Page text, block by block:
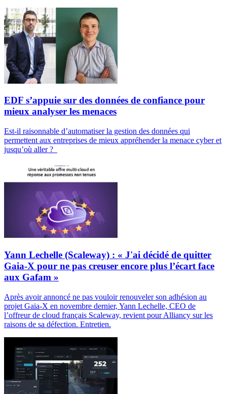
EDF s’appuie sur des données de confiance pour
mieux analyser les menaces
Est-il raisonnable d’automatiser la gestion des données qui
permettent aux entreprises de mieux appréhender la menace cyber et
jusqu’où aller ?
Yann Lechelle (Scaleway) : « J'ai décidé de quitter
Gaia-X pour ne pas creuser encore plus l’écart face
aux Gafam »
Après avoir annoncé ne pas vouloir renouveler son adhésion au
projet Gaia-X en novembre dernier, Yann Lechelle, CEO de
l’offreur de cloud français Scaleway, revient pour Alliancy sur les
raisons de sa défection. Entretien.